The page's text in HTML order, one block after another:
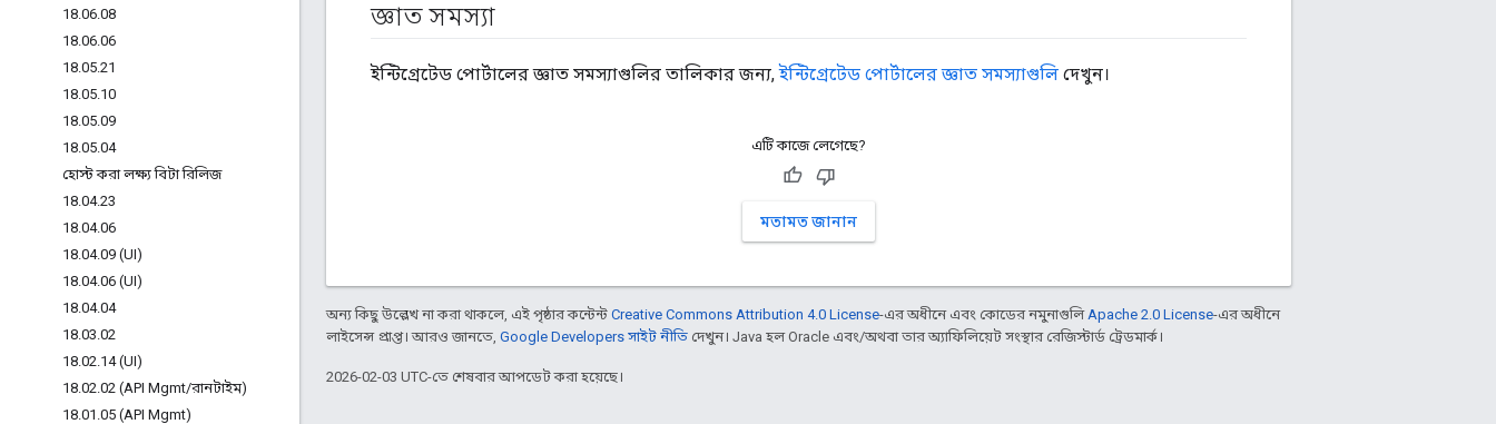
18.06.08
18.06.06
18.05.21
18.05.10
18.05.09
18.05.04
হোস্ট করা লক্ষ্য বিটা রিলিজ
18.04.23
18.04.06
18.04.09 (UI)
18.04.06 (UI)
18.04.04
18.03.02
18.02.14 (UI)
18.02.02 (API Mgmt/রানটাইম)
18.01 .05 (API Mgmt)
জ্ঞাত সমস্যা
ইন্টিগ্রেটেড পোর্টালের জ্ঞাত সমস্যাগুলির তালিকার জন্য,ইন্টিগ্রেটেড পোর্টালের জ্ঞাত সমস্যাগুলি দেখুন।
এটি কাজে লেগেছে?
মতামত জানান
অন্য কিছু উল্লেখ না করা থাকলে, এই পৃষ্ঠার কন্টেন্ট Creative Commons Attribution 4.0 License-এর অধীনে এবং কোডের নমুনাগুলিApache 2.0 License-এর অধীনে
লাইসেন্স প্রাপ্ত। আরও জানতে, Google Developers সাইট নীতি দেখুন। Java হল Oracle এবং/অথবা তার অ্যাফিলিয়েট সংস্থার রেজিস্টার্ড ট্রেডমার্ক।
2026-02-03 UTC-তে শেষবার আপডেট করা হয়েছে।